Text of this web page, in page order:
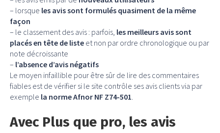
– lorsque les avis sont formulés quasiment de la même
façon
– le classement des avis : parfois, les meilleurs avis sont
placés en tête de liste et non par ordre chronologique ou par
note décroissante
– l’absence d’avis négatifs
Le moyen infaillible pour être sûr de lire des commentaires
fiables est de vérifier si le site contrôle ses avis clients via par
exemple la norme Afnor NF Z74-501
Avec Plus que pro, les avis